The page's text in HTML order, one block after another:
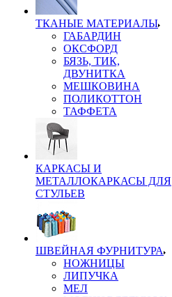
ТКАНЫЕ МАТЕРИАЛЫ
ГАБАРДИН
ОКСФОРД
БЯЗЬ, ТИК,
ДВУНИТКА
МЕШКОВИНА
ПОЛИКОТТОН
ТАФФЕТА
КАРКАСЫ И
МЕТАЛЛОКАРКАСЫ ДЛЯ
СТУЛЬЕВ
ШВЕЙНАЯ ФУРНИТУРА
НОЖНИЦЫ
ЛИПУЧКА
МЕЛ